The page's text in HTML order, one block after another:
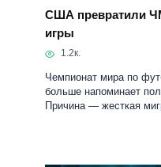
США превратили
игры
1.2к.
Чемпионат мира по
больше напоминает
Причина — жесткая